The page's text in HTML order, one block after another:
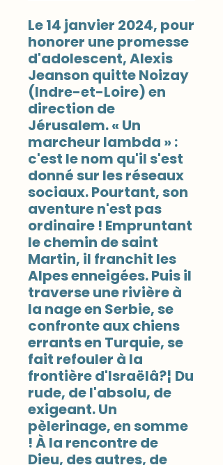
Le 14 janvier 2024, pour
honorer une promesse
d'adolescent, Alexis
Jeanson quitte Noizay
(Indre-et-Loire) en
direction de
Jérusalem. « Un
marcheur lambda » :
c'est le nom qu'il s'est
donné sur les réseaux
sociaux. Pourtant, son
aventure n'est pas
ordinaire ! Empruntant
le chemin de saint
Martin, il franchit les
Alpes enneigées. Puis il
traverse une rivière à
la nage en Serbie, se
confronte aux chiens
errants en Turquie, se
fait refouler à la
frontière d'Israëlâ?¦ Du
rude, de l'absolu, de
exigeant. Un
pèlerinage, en somme
! À la rencontre de
Dieu, des autres, de